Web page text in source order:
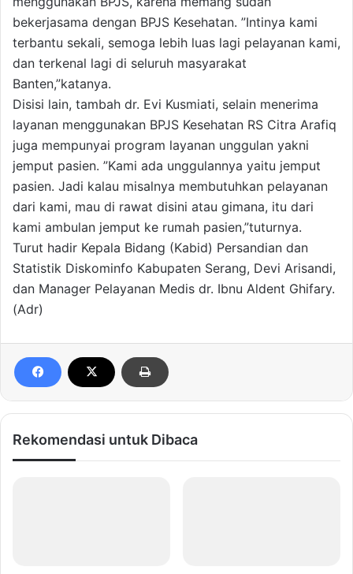
bekerjasama dengan BPJS Kesehatan. ”Intinya kami
terbantu sekali, semoga lebih luas lagi pelayanan kami,
dan terkenal lagi di seluruh masyarakat
Banten,”katanya.
Disisi lain, tambah dr. Evi Kusmiati, selain menerima
layanan menggunakan BPJS Kesehatan RS Citra Arafiq
juga mempunyai program layanan unggulan yakni
jemput pasien. ”Kami ada unggulannya yaitu jemput
pasien. Jadi kalau misalnya membutuhkan pelayanan
dari kami, mau di rawat disini atau gimana, itu dari
kami ambulan jemput ke rumah pasien,”tuturnya.
Turut hadir Kepala Bidang (Kabid) Persandian dan
Statistik Diskominfo Kabupaten Serang, Devi Arisandi,
dan Manager Pelayanan Medis dr. Ibnu Aldent Ghifary.
(Adr)
Rekomendasi untuk Dibaca